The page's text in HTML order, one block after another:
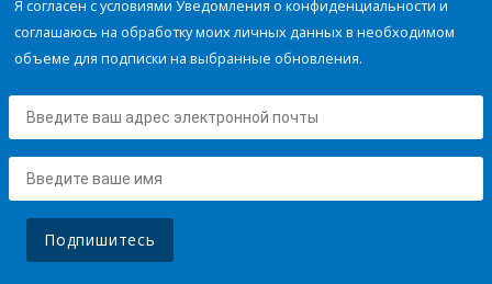
Я согласен с условиями Уведомления о конфиденциальности и
соглашаюсь на обработку моих личных данных в необходимом
объеме для подписки на выбранные обновления.
Подпишитесь